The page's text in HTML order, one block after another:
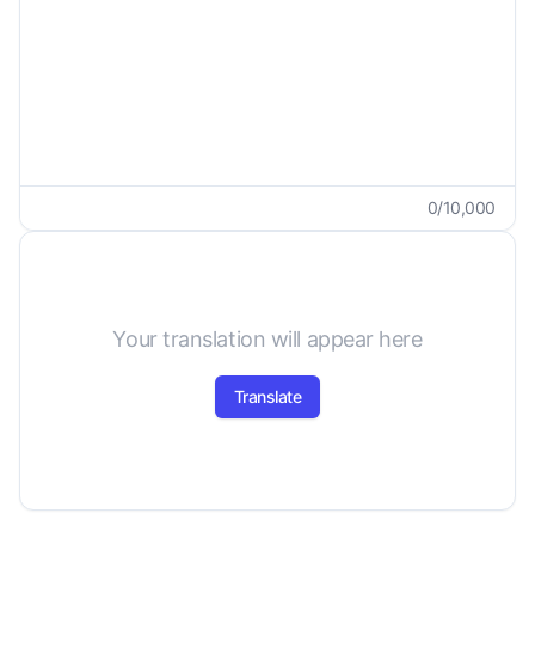
0/10,000
Your translation will appear here
Translate